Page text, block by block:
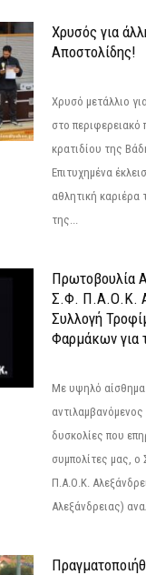
Χρυσός για
Αποστολίδης!
Χρυσό μετάλλιο
στο
κρατιδίου της
Επιτυχημένα
αθλητική καριέρα
της...
Πρωτοβουλία
Σ.Φ. Π.Α.Ο.Κ.
Συλλογή
Φαρμάκων για
Με υψηλό αίσθημα
αντιλαμβανόμενος
δυσκολίες που
συμπολίτες μας,
Π.Α.Ο.Κ.
Αλεξάνδρειας)